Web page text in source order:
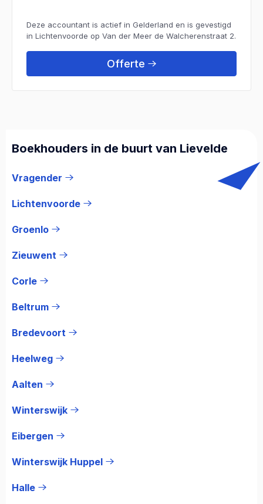
Deze accountant is actief in Gelderland en is gevestigd
in Lichtenvoorde op Van der Meer de Walcherenstraat 2.
Offerte
Boekhouders in de buurt van Lievelde
Vragender
Lichtenvoorde
Groenlo
Zieuwent
Corle
Beltrum
Bredevoort
Heelweg
Aalten
Winterswijk
Eibergen
Winterswijk Huppel
Halle